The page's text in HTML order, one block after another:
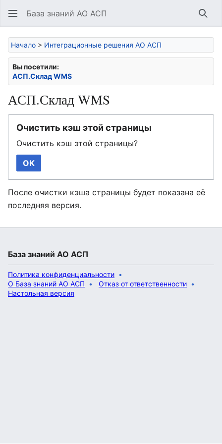
База знаний АО АСП
Начало > Интеграционные решения АО АСП
Вы посетили:
АСП.Склад WMS
АСП.Склад WMS
Очистить кэш этой страницы
Очистить кэш этой страницы?
OK
После очистки кэша страницы будет показана её
последняя версия.
База знаний АО АСП
Политика конфиденциальности
О База знаний АО АСП
Отказ от ответственности
Настольная версия